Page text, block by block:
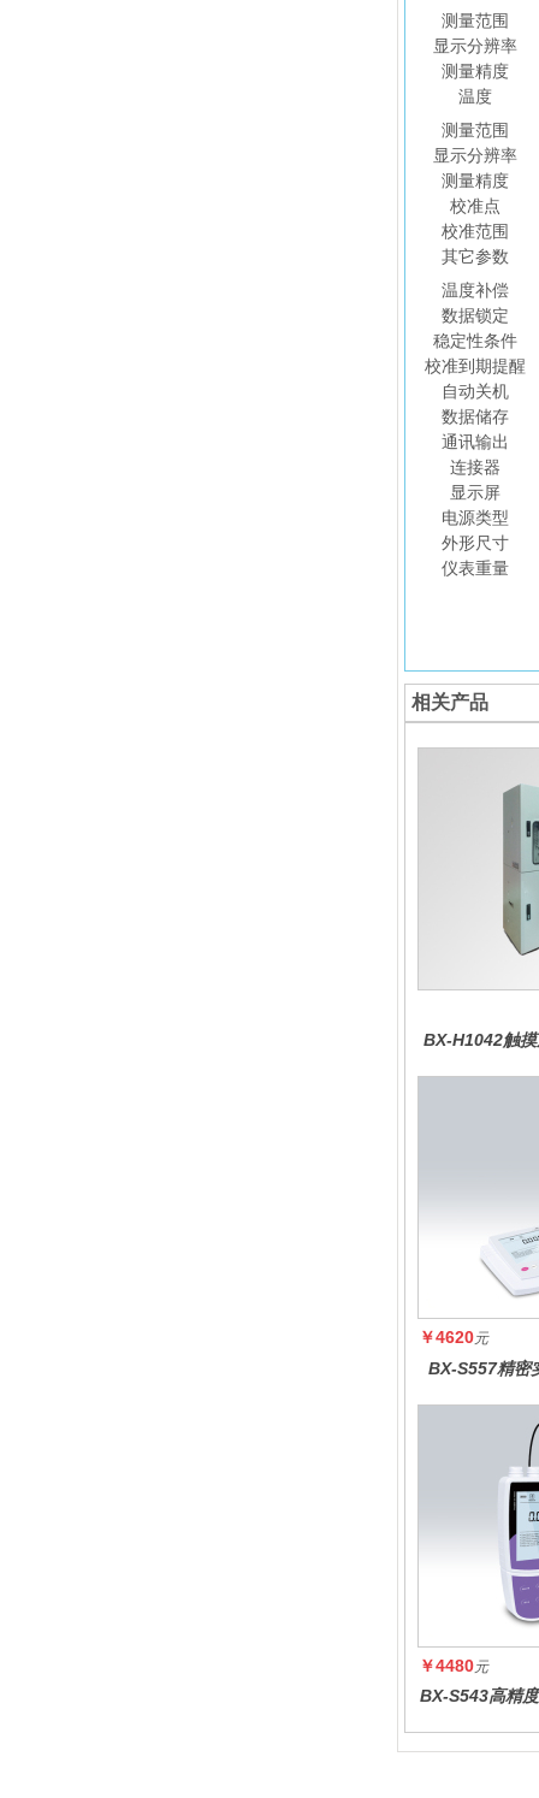
测量范围
显示分辨率
测量精度
温度
测量范围
显示分辨率
测量精度
校准点
校准范围
其它参数
温度补偿
数据锁定
稳定性条件
校准到期提醒
自动关机
数据储存
通讯输出
连接器
显示屏
电源类型
外形尺寸
仪表重量
相关产品
BX-H1042触
￥4620元
BX-S557精密
￥4480元
BX-S543高精